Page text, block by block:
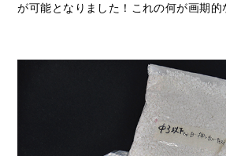
が可能となりました！これの何が画期的